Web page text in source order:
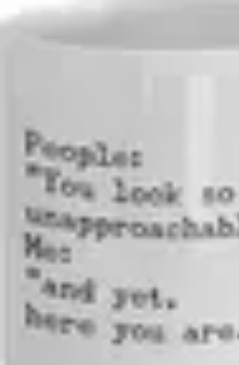
Shopping Accessible